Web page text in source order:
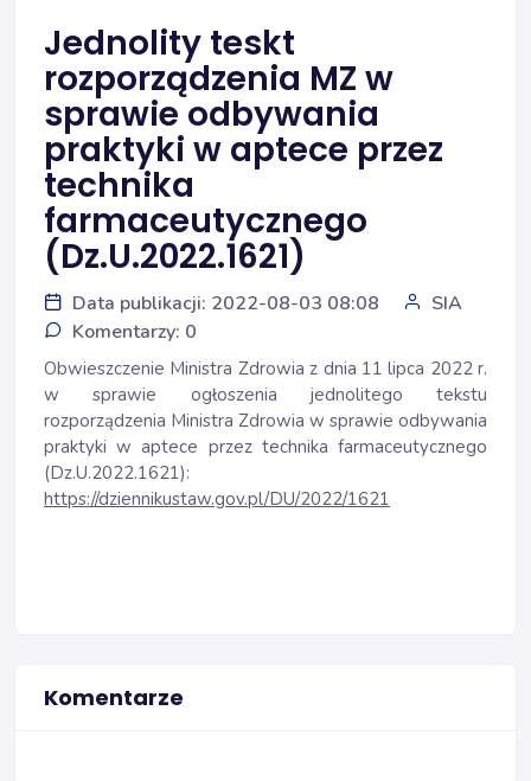
Jednolity teskt
rozporządzenia MZ w
sprawie odbywania
praktyki w aptece przez
technika
farmaceutycznego
(Dz.U.2022.1621)
Data publikacji: 2022-08-03 08:08
SIA
Komentarzy: 0
Obwieszczenie Ministra Zdrowia z dnia 11 lipca 2022 r.
w sprawie ogłoszenia jednolitego tekstu
rozporządzenia Ministra Zdrowia w sprawie odbywania
praktyki w aptece przez technika farmaceutycznego
(Dz.U.2022.1621):
https://dziennikustaw.gov.pl/DU/2022/1621
Komentarze